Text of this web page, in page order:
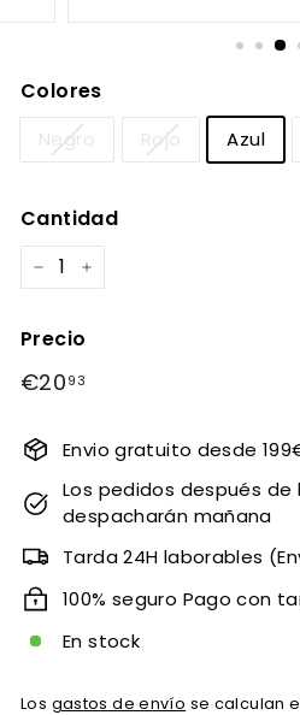
Colores
Negro Rojo Azul
Cantidad
− +
Precio
Precio
€20 93
Envio gratuito desde
Los pedidos después de
despacharán mañana
Tarda 24H laborables
100% seguro Pago con
En stock
Los gastos de envío se calculan